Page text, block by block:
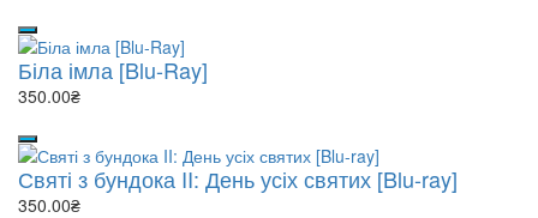
Біла імла [Blu-Ray]
350.00₴
Святі з бундока II: День усіх святих [Blu-ray]
350.00₴